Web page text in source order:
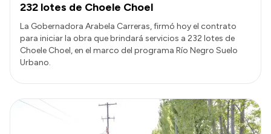
232 lotes de Choele Choel
La Gobernadora Arabela Carreras, firmó hoy el contrato
para iniciar la obra que brindará servicios a 232 lotes de
Choele Choel, en el marco del programa Río Negro Suelo
Urbano.